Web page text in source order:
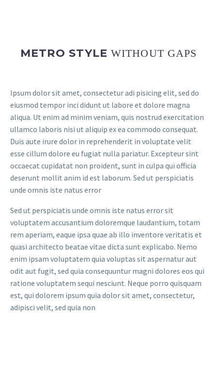
METRO STYLE WITHOUT GAPS
Ipsum dolor sit amet, consectetur adi pisicing elit, sed do
eiusmod tempor inci didunt ut labore et dolore magna
aliqua. Ut enim ad minim veniam, quis nostrud exercitation
ullamco laboris nisi ut aliquip ex ea commodo consequat.
Duis aute irure dolor in reprehenderit in voluptate velit
esse cillum dolore eu fugiat nulla pariatur. Excepteur sint
occaecat cupidatat non proident, sunt in culpa qui officia
deserunt mollit anim id est laborum. Sed ut perspiciatis
unde omnis iste natus error
Sed ut perspiciatis unde omnis iste natus error sit
voluptatem accusantium doloremque laudantium, totam
rem aperiam, eaque ipsa quae ab illo inventore veritatis et
quasi architecto beatae vitae dicta sunt explicabo. Nemo
enim ipsam voluptatem quia voluptas sit aspernatur aut
odit aut fugit, sed quia consequuntur magni dolores eos qui
ratione voluptatem sequi nesciunt. Neque porro quisquam
est, qui dolorem ipsum quia dolor sit amet, consectetur,
adipisci velit, sed quia non